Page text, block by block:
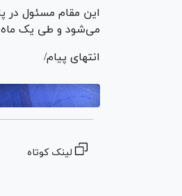
می‌شود و طی یک ماه ۱۳۰۰ تن زباله از نرم افزار نوماند جمع‌آوری کرده‌ایم.
انتهای پیام/
لینک کوتاه